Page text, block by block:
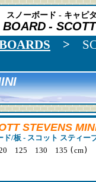
スノーボード - キャピ
BOARD -
>
STEVENS
ド/板 - スコット スティー
125 130 135 ( cm)